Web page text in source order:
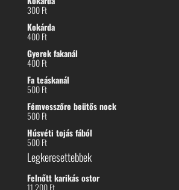
300Ft
Kokárda
400Ft
Gyerek fakanál
400Ft
Fa teáskanál
500Ft
Fémvesszőre beütős nock
500Ft
Húsvéti tojás fából
500Ft
Legkeresettebbek
Felnőtt karikás ostor
11.200Ft